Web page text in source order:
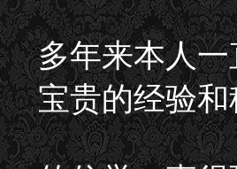
多年来本人
宝贵的经验